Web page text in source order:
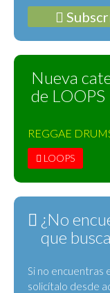
Nueva
de LOOPS
REGGAE
LOOPS
¿No
que
Si no encuentras
solicítalo desde